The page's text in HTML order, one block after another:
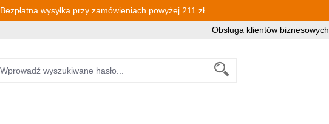
Bezpłatna wysyłka przy zamówieniach powyżej 211 zł
Obsługa klientów biznesowych